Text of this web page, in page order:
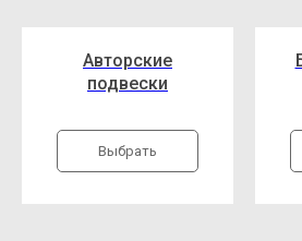
Авторские
подвески
Выбрать